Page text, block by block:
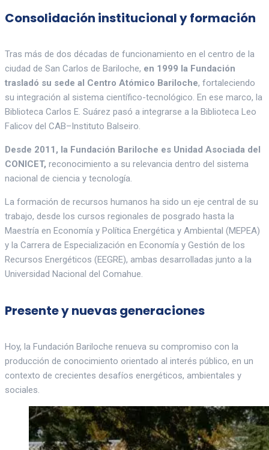
Consolidación institucional y formación
Tras más de dos décadas de funcionamiento en el centro de la
ciudad de San Carlos de Bariloche, en 1999 la Fundación
trasladó su sede al Centro Atómico Bariloche, fortaleciendo
su integración al sistema científico-tecnológico. En ese marco, la
Biblioteca Carlos E. Suárez pasó a integrarse a la Biblioteca Leo
Falicov del CAB–Instituto Balseiro.
Desde 2011, la Fundación Bariloche es Unidad Asociada del
CONICET, reconocimiento a su relevancia dentro del sistema
nacional de ciencia y tecnología.
La formación de recursos humanos ha sido un eje central de su
trabajo, desde los cursos regionales de posgrado hasta la
Maestría en Economía y Política Energética y Ambiental (MEPEA)
y la Carrera de Especialización en Economía y Gestión de los
Recursos Energéticos (EEGRE), ambas desarrolladas junto a la
Universidad Nacional del Comahue.
Presente y nuevas generaciones
Hoy, la Fundación Bariloche renueva su compromiso con la
producción de conocimiento orientado al interés público, en un
contexto de crecientes desafíos energéticos, ambientales y
sociales.